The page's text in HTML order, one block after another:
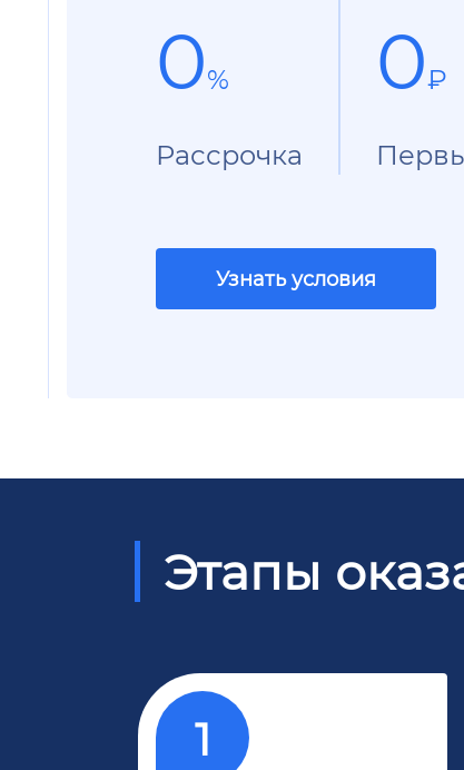
0%
Рассрочка
0₽
Узнать условия
Этапы